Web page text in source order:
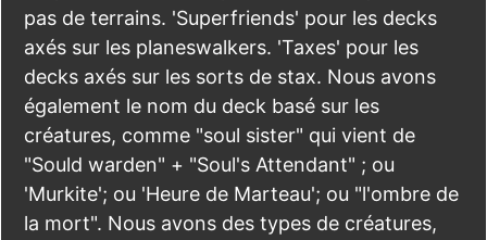
pas de terrains. 'Superfriends' pour les decks
axés sur les planeswalkers. 'Taxes' pour les
decks axés sur les sorts de stax. Nous avons
également le nom du deck basé sur les
créatures, comme "soul sister" qui vient de
"Sould warden" + "Soul's Attendant" ; ou
'Murkite'; ou 'Heure de Marteau'; ou "l'ombre de
la mort". Nous avons des types de créatures,